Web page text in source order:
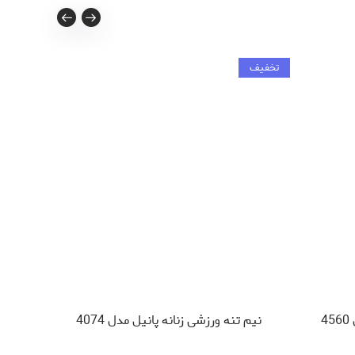
تخفیف
نیم تنه ورزشی زنانه پانیل مدل 4074